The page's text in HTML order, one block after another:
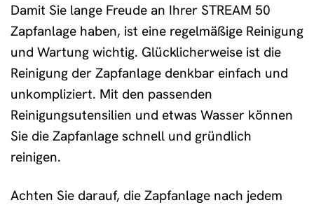
Damit Sie lange Freude an Ihrer STREAM 50
Zapfanlage haben, ist eine regelmäßige Reinigung
und Wartung wichtig. Glücklicherweise ist die
Reinigung der Zapfanlage denkbar einfach und
unkompliziert. Mit den passenden
Reinigungsutensilien und etwas Wasser können
Sie die Zapfanlage schnell und gründlich
reinigen.
Achten Sie darauf, die Zapfanlage nach jedem